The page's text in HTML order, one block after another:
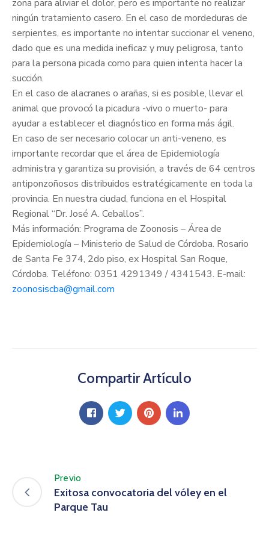
zona para aliviar el dolor, pero es importante no realizar
ningún tratamiento casero. En el caso de mordeduras de
serpientes, es importante no intentar succionar el veneno,
dado que es una medida ineficaz y muy peligrosa, tanto
para la persona picada como para quien intenta hacer la
succión.
En el caso de alacranes o arañas, si es posible, llevar el
animal que provocó la picadura -vivo o muerto- para
ayudar a establecer el diagnóstico en forma más ágil.
En caso de ser necesario colocar un anti-veneno, es
importante recordar que el área de Epidemiología
administra y garantiza su provisión, a través de 64 centros
antiponzoñosos distribuidos estratégicamente en toda la
provincia. En nuestra ciudad, funciona en el Hospital
Regional “Dr. José A. Ceballos”.
Más información: Programa de Zoonosis – Área de
Epidemiología – Ministerio de Salud de Córdoba. Rosario
de Santa Fe 374, 2do piso, ex Hospital San Roque,
Córdoba. Teléfono: 0351 4291349 / 4341543. E-mail:
zoonosiscba@gmail.com
Compartir Artículo
Previo
Exitosa convocatoria del vóley en el
Parque Tau